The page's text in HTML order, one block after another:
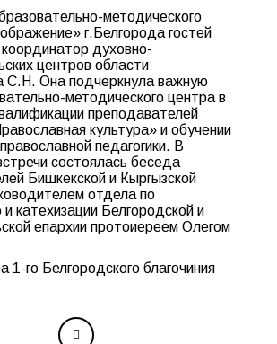
методического
г.Белгорода гостей
духовно-
центров области
С.Н. Она подчеркнула важную
методического центра в
преподавателей
культура» и обучении
педагогики. В
состоялась беседа
Бишкекской и Кыргызской
отдела по
катехизации Белгородской и
епархии протоиереем Олегом
1-го Белгородского благочиния